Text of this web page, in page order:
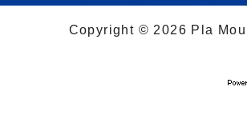
Copyright © 2026 Pla